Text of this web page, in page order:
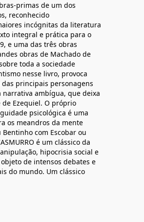
primas de um dos
reconhecido
incógnitas da literatura
integral e prática para o
e uma das três obras
obras de Machado de
toda a sociedade
nesse livro, provoca
principais personagens
ambígua, que deixa
Ezequiel. O próprio
psicológica é uma
os meandros da mente
com Escobar ou
é um clássico da
hipocrisia social e
de intensos debates e
do mundo. Um clássico